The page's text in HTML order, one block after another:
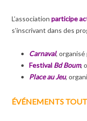
L’association participe
s’inscrivant dans des
Carnaval, organisé
Festival Bd Boum,
Place au Jeu,
ÉVÉNEMENTS